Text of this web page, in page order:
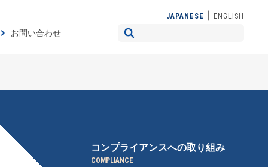
お問い合わせ
JAPANESE ENGLISH
COMPLIANCE
コンプライアンスへの取り組み